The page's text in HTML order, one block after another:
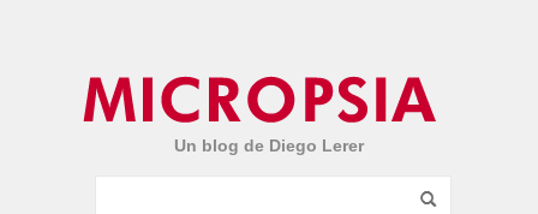
Un blog de Diego Lerer